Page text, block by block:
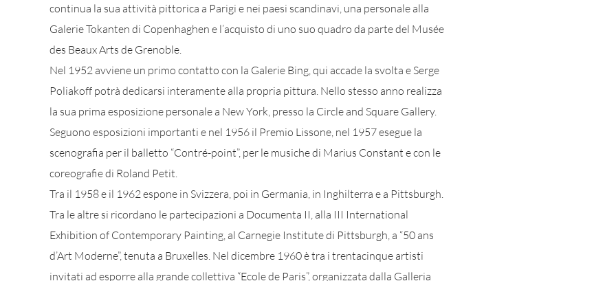
continua la sua attività pittorica a Parigi e nei paesi scandinavi, una personale alla
Galerie Tokanten di Copenhaghen e l’acquisto di uno suo quadro da parte del Musée
des Beaux Arts de Grenoble.
Nel 1952 avviene un primo contatto con la Galerie Bing, qui accade la svolta e Serge
Poliakoff potrà dedicarsi interamente alla propria pittura. Nello stesso anno realizza
la sua prima esposizione personale a New York, presso la Circle and Square Gallery.
Seguono esposizioni importanti e nel 1956 il Premio Lissone, nel 1957 esegue la
scenografia per il balletto “Contré-point”, per le musiche di Marius Constant e con le
coreografie di Roland Petit.
Tra il 1958 e il 1962 espone in Svizzera, poi in Germania, in Inghilterra e a Pittsburgh.
Tra le altre si ricordano le partecipazioni a Documenta II, alla III International
Exhibition of Contemporary Painting, al Carnegie Institute di Pittsburgh, a “50 ans
d’Art Moderne”, tenuta a Bruxelles. Nel dicembre 1960 è tra i trentacinque artisti
invitati ad esporre alla grande collettiva “Ecole de Paris”, organizzata dalla Galleria